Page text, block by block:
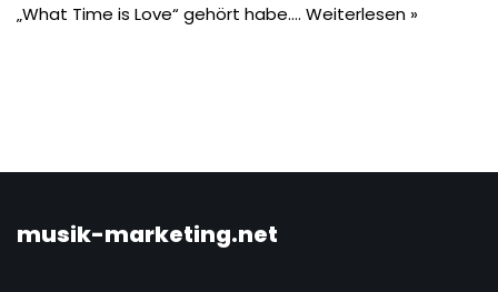
„What Time is Love“ gehört habe.… Weiterlesen »
musik-marketing.net